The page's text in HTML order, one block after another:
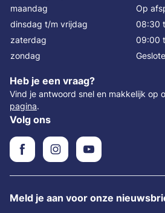
maandag
Op
dinsdag t/m vrijdag
08:30
zaterdag
09:00
zondag
Heb je een vraag?
Vind je antwoord snel en makkelijk op
pagina.
Volg ons
Meld je aan voor onze